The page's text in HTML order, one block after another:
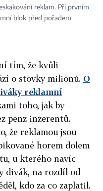
reklam. Při prvním
blok před pořadem
tím, že kvůli
o stovky milionů. O
reklamní
toho, jak by
penz inzerentů.
že reklamou jsou
horem dolem
u kterého navíc
divák, na rozdíl od
kdo za co zaplatil.